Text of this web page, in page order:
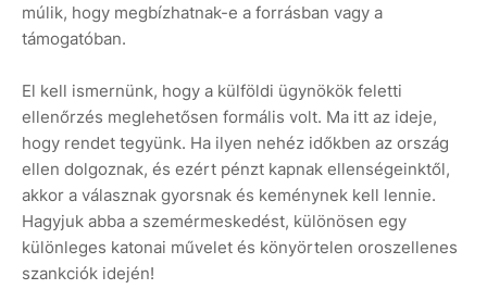
múlik, hogy megbízhatnak-e a forrásban vagy a
támogatóban.
El kell ismernünk, hogy a külföldi ügynökök feletti
ellenőrzés meglehetősen formális volt. Ma itt az ideje,
hogy rendet tegyünk. Ha ilyen nehéz időkben az ország
ellen dolgoznak, és ezért pénzt kapnak ellenségeinktől,
akkor a válasznak gyorsnak és keménynek kell lennie.
Hagyjuk abba a szemérmeskedést, különösen egy
különleges katonai művelet és könyörtelen oroszellenes
szankciók idején!